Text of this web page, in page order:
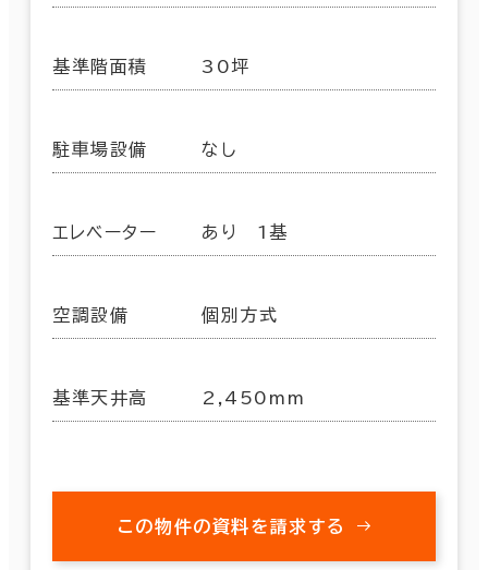
基準階面積 30坪
駐車場設備 なし
エレベーター あり 1基
空調設備 個別方式
基準天井高 2,450mm
この物件の資料を請求する